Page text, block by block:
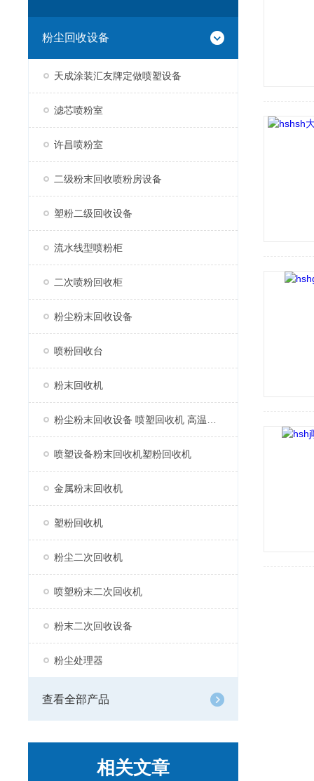
粉尘回收设备
天成涂装汇友牌定做喷塑设备
滤芯喷粉室
许昌喷粉室
二级粉末回收喷粉房设备
塑粉二级回收设备
流水线型喷粉柜
二次喷粉回收柜
粉尘粉末回收设备
喷粉回收台
粉末回收机
喷塑设备粉末回收机塑粉回收机
金属粉末回收机
塑粉回收机
粉尘二次回收机
喷塑粉末二次回收机
粉末二次回收设备
粉尘处理器
查看全部产品
相关文章